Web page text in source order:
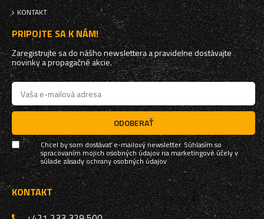
KONTAKT
PRIPOJTE SA K NÁM!
Zaregistrujte sa do nášho newslettera a pravidelne dostávajte
novinky a propagačné akcie.
ODOBERAŤ
Chcel by som dostávať e-mailový newsletter. Súhlasím so
spracovaním mojich osobných údajov na marketingové účely v
súladezásady ochrany osobných údajov
KONTAKT